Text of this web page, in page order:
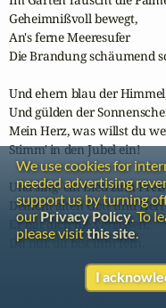
Geheimnißvoll bewegt,
An's ferne Meeresufer
Die Brandung schäumend
Und ehern blau der
Und gülden der
Mein Herz, was willst du
Stimm' in den Jubel ein!
Und sing' ein Lied zum
Deinem alten Gott und
Er hat dich nie verlassen,
Du nur, du bist ihm fern.
We use cookies for
needed advertising
support us by turning
our Privacy Policy. To
please visitthis site.
I